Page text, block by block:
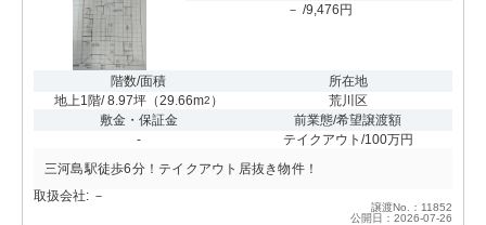
－ /9,476円
階数/面積
地上1階/ 8.97坪（29.66m2 ）
所在地
荒川区
敷金・保証金
-
前業態/希望譲渡額
テイクアウト/100万円
三河島駅徒歩6分！テイクアウト居抜き物件！
取扱会社: －
譲渡No.：11852
公開日：2026-07-26